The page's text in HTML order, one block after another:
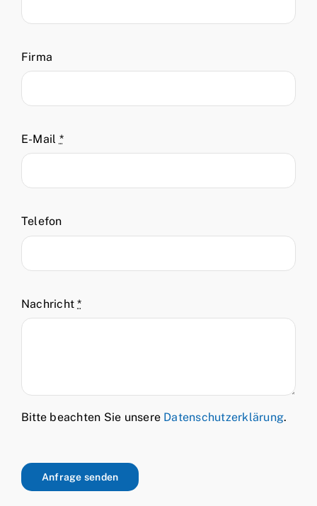
Firma
E-Mail *
Telefon
Nachricht*
Bitte beachten Sie unsere Datenschutzerklärung.
Anfrage senden